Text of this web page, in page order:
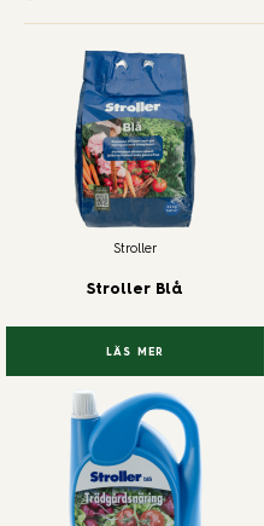
Stroller
Stroller Blå
LÄS MER